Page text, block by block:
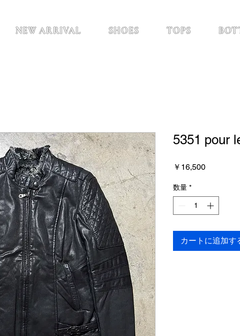
NEW ARRIVAL SHOES TOPS
5351 pour
￥16,500価
数量 *
カートに追加す